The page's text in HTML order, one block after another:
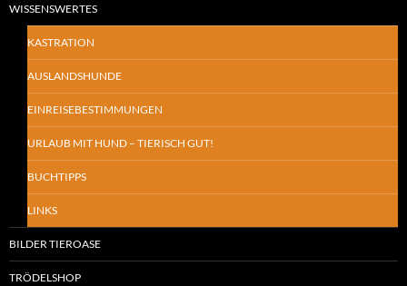
WISSENSWERTES
KASTRATION
AUSLANDSHUNDE
EINREISEBESTIMMUNGEN
URLAUB MIT HUND – TIERISCH GUT!
BUCHTIPPS
LINKS
BILDER TIEROASE
TRÖDELSHOP